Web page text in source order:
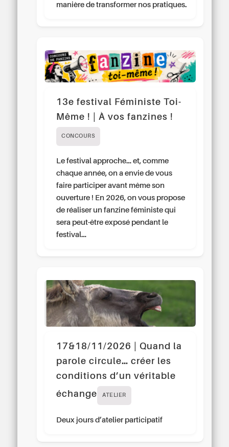
manière de transformer nos pratiques.
13e festival Féministe Toi-
Même ! | À vos fanzines !
CONCOURS
Le festival approche… et, comme
chaque année, on a envie de vous
faire participer avant même son
ouverture ! En 2026, on vous propose
de réaliser un fanzine féministe qui
sera peut-être exposé pendant le
festival…
17&18/11/2026 | Quand la
parole circule… créer les
conditions d’un véritable
échange
ATELIER
Deux jours d’atelier participatif